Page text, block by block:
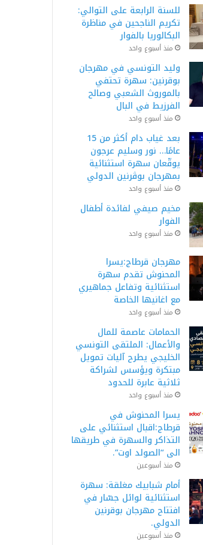
للسنة الرابعة على التوالي:
تكريم الناجحين في مناظرة
البكالوريا بالفوار
منذ أسبوع واحد
وليد التونسي في مهرجان
بوقرنين: سهرة تحتفي
بالموروث الشعبي وصالح
الفرزيط في البال
منذ أسبوع واحد
بعد غياب دام أكثر من 15
عامًا… نور وسليم عرجون
يوقّعان سهرة استثنائية
بمهرجان بوڨرنين الدولي
منذ أسبوع واحد
مخيم صيفي لفائدة أطفال
الفوار
منذ أسبوع واحد
مهرجان قرطاج:يسرا
المحنوش تقدم سهرة
استثنائية وتفاعل جماهيري
مع اغانيها الخاصة
منذ أسبوع واحد
الحمامات عاصمة للمال
والأعمال: الملتقى التونسي
الخليجي يطرح آليات تمويل
مبتكرة ويؤسس لشراكة
ثلاثية عابرة للحدود
منذ أسبوع واحد
يسرا المحنوش في
قرطاج:اقبال استثنائي على
التذاكر والسهرة في طريقها
الى “الصولد اوت”.
منذ أسبوعين
أمام شبابيك مغلقة: سهرة
استثنائية لوائل جسّار في
افتتاح مهرجان بوقرنين
الدولي.
منذ أسبوعين